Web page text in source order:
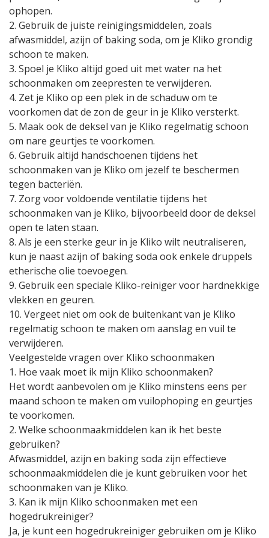
ophopen.
2. Gebruik de juiste reinigingsmiddelen, zoals
afwasmiddel, azijn of baking soda, om je Kliko grondig
schoon te maken.
3. Spoel je Kliko altijd goed uit met water na het
schoonmaken om zeepresten te verwijderen.
4. Zet je Kliko op een plek in de schaduw om te
voorkomen dat de zon de geur in je Kliko versterkt.
5. Maak ook de deksel van je Kliko regelmatig schoon
om nare geurtjes te voorkomen.
6. Gebruik altijd handschoenen tijdens het
schoonmaken van je Kliko om jezelf te beschermen
tegen bacteriën.
7. Zorg voor voldoende ventilatie tijdens het
schoonmaken van je Kliko, bijvoorbeeld door de deksel
open te laten staan.
8. Als je een sterke geur in je Kliko wilt neutraliseren,
kun je naast azijn of baking soda ook enkele druppels
etherische olie toevoegen.
9. Gebruik een speciale Kliko-reiniger voor hardnekkige
vlekken en geuren.
10. Vergeet niet om ook de buitenkant van je Kliko
regelmatig schoon te maken om aanslag en vuil te
verwijderen.
Veelgestelde vragen over Kliko schoonmaken
1. Hoe vaak moet ik mijn Kliko schoonmaken?
Het wordt aanbevolen om je Kliko minstens eens per
maand schoon te maken om vuilophoping en geurtjes
te voorkomen.
2. Welke schoonmaakmiddelen kan ik het beste
gebruiken?
Afwasmiddel, azijn en baking soda zijn effectieve
schoonmaakmiddelen die je kunt gebruiken voor het
schoonmaken van je Kliko.
3. Kan ik mijn Kliko schoonmaken met een
hogedrukreiniger?
Ja, je kunt een hogedrukreiniger gebruiken om je Kliko